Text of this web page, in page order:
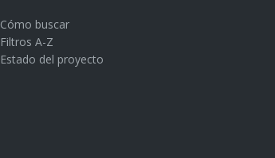
Cómo buscar
Filtros A-Z
Estado del proyecto